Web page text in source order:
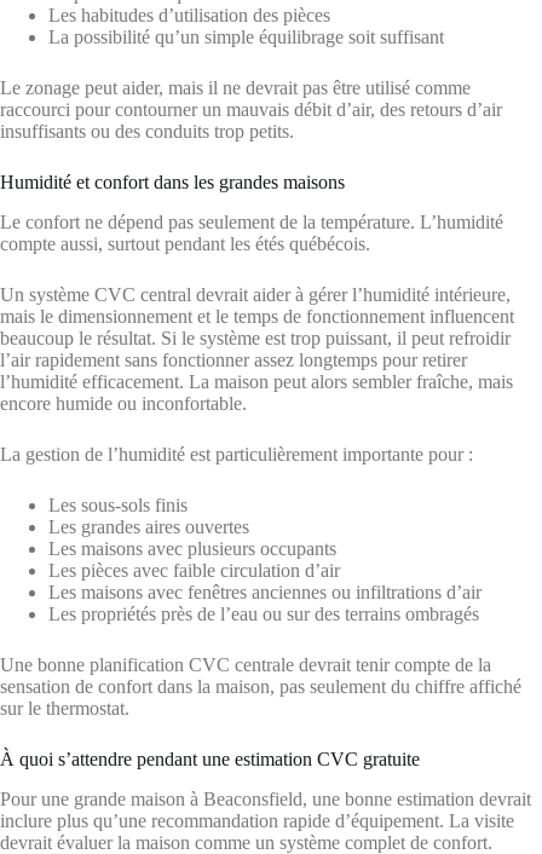
Les habitudes d’utilisation des pièces
La possibilité qu’un simple équilibrage soit suffisant
Le zonage peut aider, mais il ne devrait pas être utilisé comme
raccourci pour contourner un mauvais débit d’air, des retours d’air
insuffisants ou des conduits trop petits.
Humidité et confort dans les grandes maisons
Le confort ne dépend pas seulement de la température. L’humidité
compte aussi, surtout pendant les étés québécois.
Un système CVC central devrait aider à gérer l’humidité intérieure,
mais le dimensionnement et le temps de fonctionnement influencent
beaucoup le résultat. Si le système est trop puissant, il peut refroidir
l’air rapidement sans fonctionner assez longtemps pour retirer
l’humidité efficacement. La maison peut alors sembler fraîche, mais
encore humide ou inconfortable.
La gestion de l’humidité est particulièrement importante pour :
Les sous-sols finis
Les grandes aires ouvertes
Les maisons avec plusieurs occupants
Les pièces avec faible circulation d’air
Les maisons avec fenêtres anciennes ou infiltrations d’air
Les propriétés près de l’eau ou sur des terrains ombragés
Une bonne planification CVC centrale devrait tenir compte de la
sensation de confort dans la maison, pas seulement du chiffre affiché
sur le thermostat.
À quoi s’attendre pendant une estimation CVC gratuite
Pour une grande maison à Beaconsfield, une bonne estimation devrait
inclure plus qu’une recommandation rapide d’équipement. La visite
devrait évaluer la maison comme un système complet de confort.